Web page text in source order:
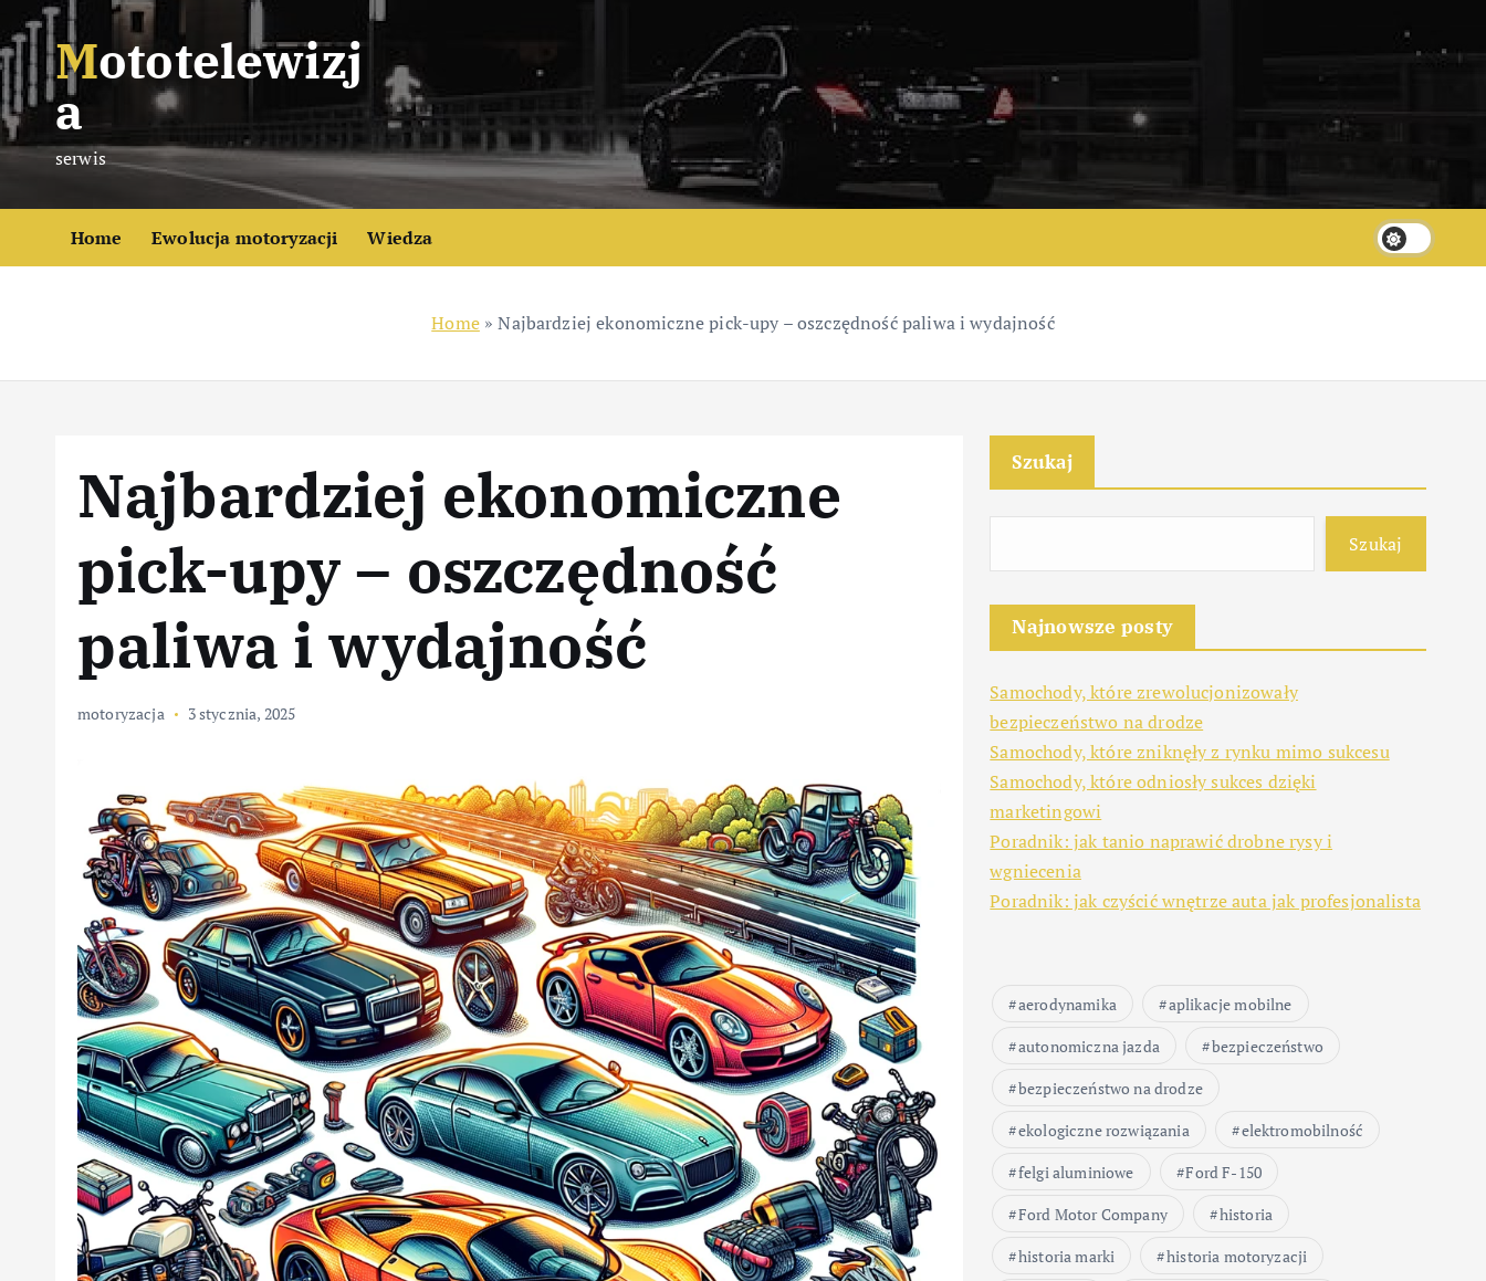
k
i
p
t
Mototelewizj
a
serwis
Home Ewolucja motoryzacji Wiedza
Home»Najbardziej ekonomiczne pick-upy – oszczędność paliwa i wydajność
Najbardziej ekonomiczne
pick-upy – oszczędność
paliwa i wydajność
motoryzacja 3 stycznia, 2025
Szukaj
Szukaj
Najnowsze posty
Samochody, które zrewolucjonizowały
bezpieczeństwo na drodze
Samochody, które zniknęły z rynku mimo sukcesu
Samochody, które odniosły sukces dzięki
marketingowi
Poradnik: jak tanio naprawić drobne rysy i
wgniecenia
Poradnik: jak czyścić wnętrze auta jak profesjonalista
aerodynamika
aplikacje mobilne
autonomiczna jazda
bezpieczeństwo
bezpieczeństwo na drodze
ekologiczne rozwiązania
elektromobilność
felgi aluminiowe
Ford F-150
Ford Motor Company
historia
historia marki
historia motoryzacji